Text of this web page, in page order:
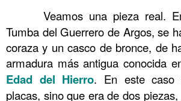
Veamos una pieza real.
Tumba del Guerrero de Argos, se
coraza y un casco de bronce, de
armadura más antigua conocida
Edad del Hierro. En este caso
placas, sino que era de dos